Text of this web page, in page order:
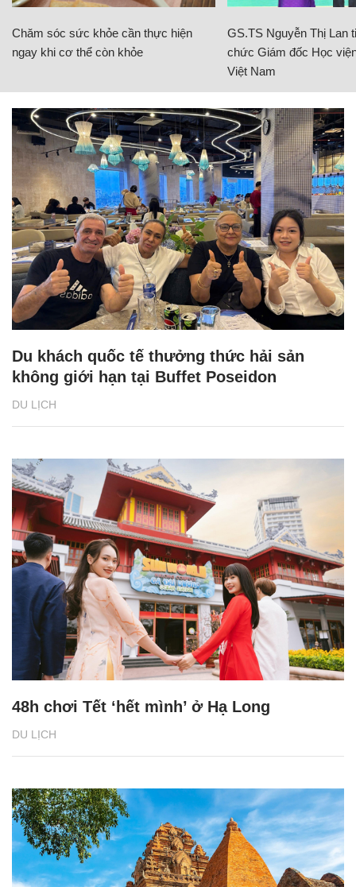
Chăm sóc sức khỏe cần thực hiện
ngay khi cơ thể còn khỏe
GS.TS Nguyễn Thị Lan
chức Giám đốc Học
Việt Nam
DU LỊCH
Du khách quốc tế thưởng thức hải sản
không giới hạn tại Buffet Poseidon
DU LỊCH
48h chơi Tết ‘hết mình’ ở Hạ Long